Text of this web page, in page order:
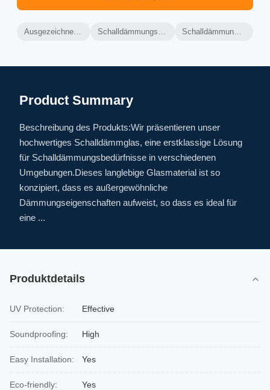
Ausgezeichnete Isolierung Schalldämmglas Schalldämmungsglas mit geringer Wartungsleistung Schalldämmungsglas mit hoher Brandfestigkeit
Product Summary
Beschreibung des Produkts:Wir präsentieren unser
hochwertiges Schalldämmglas, eine erstklassige Lösung
für Schalldämmungsbedürfnisse in verschiedenen
Umgebungen.Dieses langlebige Glasmaterial ist so
konzipiert, dass es außergewöhnliche
Dämmungseigenschaften aufweist, so dass es ideal für
eine ...
Produktdetails
UV Protection: Effective
Soundproofing: High
Easy Installation: Yes
Eco-friendly: Yes